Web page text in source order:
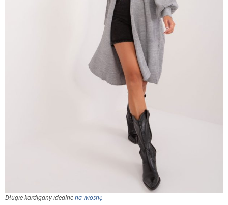
Długie kardigany idealnena wiosnę